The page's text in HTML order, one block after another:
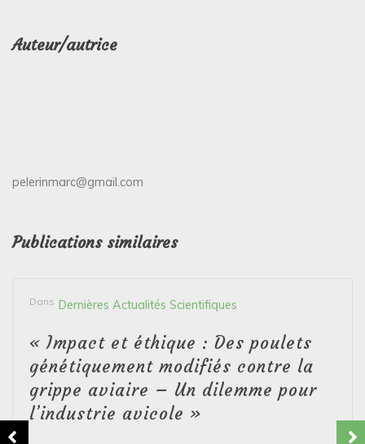
Auteur/autrice
pelerinmarc@gmail.com
Publications similaires
Dans Dernières Actualités Scientifiques
« Impact et éthique : Des poulets
génétiquement modifiés contre la
grippe aviaire – Un dilemme pour
l’industrie avicole »